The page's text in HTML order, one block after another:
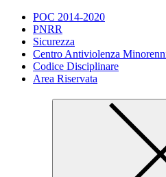
POC 2014-2020
PNRR
Sicurezza
Centro Antiviolenza
Codice Disciplinare
Area Riservata